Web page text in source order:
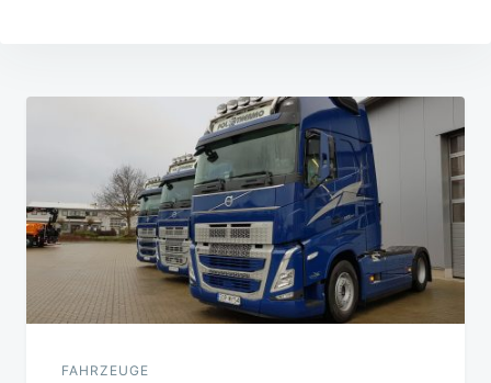
Beitragsnavigation
FAHRZEUGE